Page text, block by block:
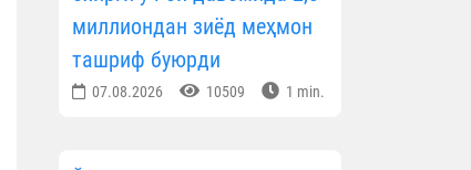
миллиондан зиёд меҳмон
ташриф буюрди
07.08.2026 10509 1 min.